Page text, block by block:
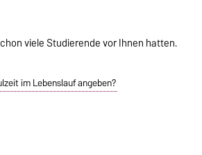
viele Studierende vor Ihnen hatten.
im Lebenslauf angeben?